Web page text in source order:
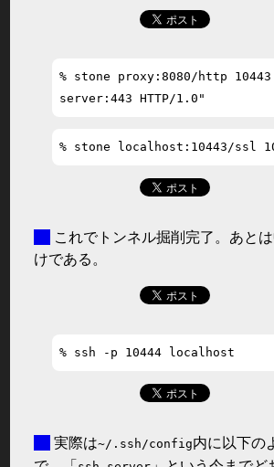
% stone proxy:8080/http 10443
これでトンネル掘削完了。あと
けである。
実際は~/.ssh/config内に以下の